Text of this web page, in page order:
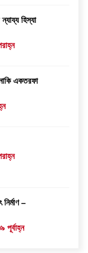
হিস্যা
একতরফা
–
পূর্বাহ্ন